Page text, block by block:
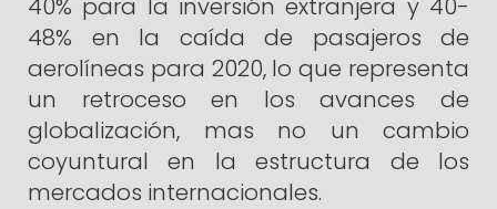
40% para la inversión extranjera y 40-
48% en la caída de pasajeros de
aerolíneas para 2020, lo que representa
un retroceso en los avances de
globalización, mas no un cambio
coyuntural en la estructura de los
mercados internacionales.